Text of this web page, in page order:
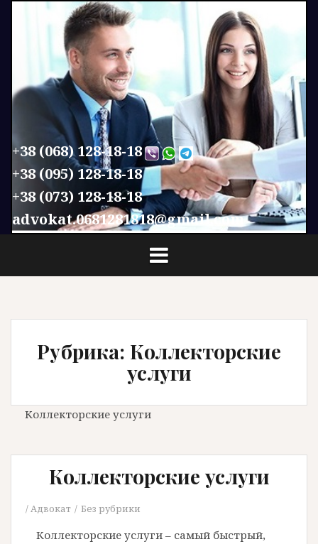
+38 (068) 128-18-18
+38 (095) 128-18-18
+38 (073) 128-18-18
advokat.0681281818@gmail.com
Рубрика: Коллекторские
услуги
Коллекторские услуги
Коллекторские услуги
Адвокат Без рубрики
Коллекторские услуги – самый быстрый,